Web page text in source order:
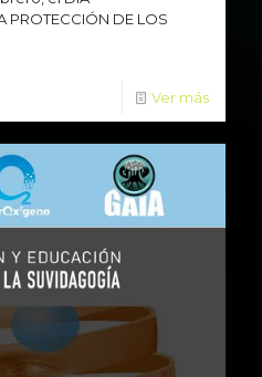
PROTECCIÓN DE LOS
Ver más